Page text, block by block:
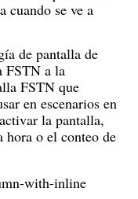
cuando se ve a
de pantalla de
FSTN a la
FSTN que
en escenarios en
la pantalla,
hora o el conteo de